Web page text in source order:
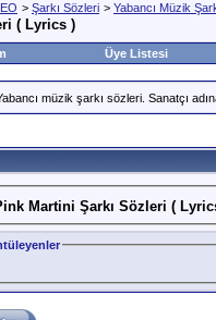
> Şarkı Sözleri > Yabancı Müzik
( Lyrics )
Üye Listesi
müzik şarkı sözleri. Sanatçı
Pink Martini Şarkı Sözleri (